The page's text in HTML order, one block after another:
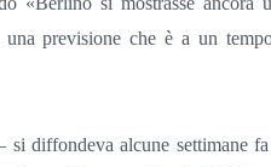
previsione che è a un
diffondeva alcune settimane fa